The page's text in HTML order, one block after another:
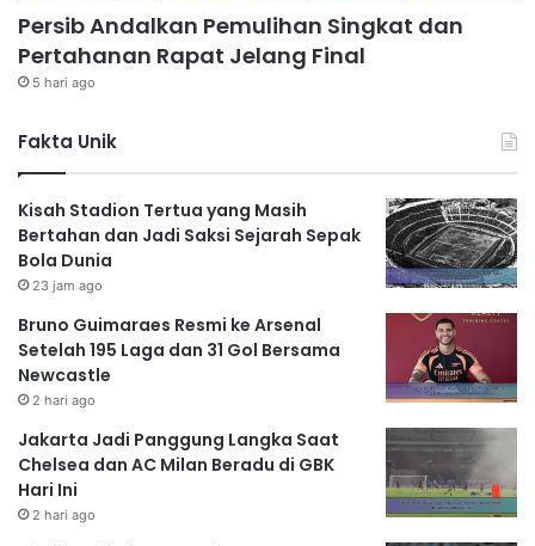
Persib Andalkan Pemulihan Singkat dan
Pertahanan Rapat Jelang Final
5 hari ago
Fakta Unik
Kisah Stadion Tertua yang Masih
Bertahan dan Jadi Saksi Sejarah Sepak
Bola Dunia
23 jam ago
Bruno Guimaraes Resmi ke Arsenal
Setelah 195 Laga dan 31 Gol Bersama
Newcastle
2 hari ago
Jakarta Jadi Panggung Langka Saat
Chelsea dan AC Milan Beradu di GBK
Hari Ini
2 hari ago